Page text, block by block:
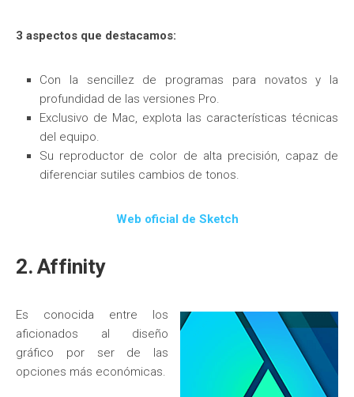
3 aspectos que destacamos:
Con la sencillez de programas para novatos y la
profundidad de las versiones Pro.
Exclusivo de Mac, explota las características técnicas
del equipo.
Su reproductor de color de alta precisión, capaz de
diferenciar sutiles cambios de tonos.
Web oficial de Sketch
2. Affinity
Es conocida entre los
aficionados al diseño
gráfico por ser de las
opciones más económicas.